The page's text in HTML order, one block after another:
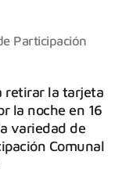
Participación
retirar la tarjeta
la noche en 16
variedad de
Comunal